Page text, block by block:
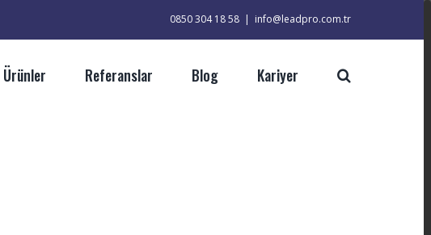
0850 304 18 58 | info@leadpro.com.tr
Ürünler Referanslar Blog Kariyer